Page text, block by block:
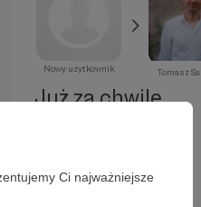
Ci najważniejsze
Nowy użytkownik Tomasz
Już za chwilę